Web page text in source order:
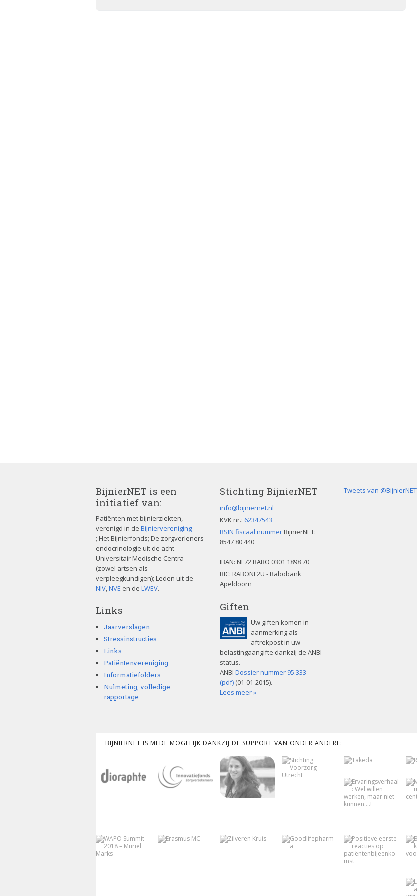
BijnierNET is een
initiatief van:
Patiënten met bijnierziekten,
verenigd in de Bijniervereniging
; Het Bijnierfonds; De zorgverleners
endocrinologie uit de acht
Universitair Medische Centra
(zowel artsen als
verpleegkundigen); Leden uit de
NIV,NVE en de LWEV.
Links
Jaarverslagen
Stressinstructies
Links
Patiëntenvereniging
Informatiefolders
Nulmeting, volledige
rapportage
Stichting BijnierNET
info@bijniernet.nl
KVK nr.: 62347543
RSIN fiscaal nummerBijnierNET:
8547 80 440
IBAN: NL72 RABO 0301 1898 70
BIC: RABONL2U - Rabobank
Apeldoorn
Giften
Uw giften komen in
aanmerking als
aftrekpost in uw
belastingaangifte dankzij de ANBI
status.
ANBI Dossier nummer 95.333
(pdf) (01-01-2015).
Lees meer »
Tweets van @BijnierNET
BIJNIERNET IS MEDE MOGELIJK DANKZIJ DE SUPPORT VAN ONDER ANDERE: